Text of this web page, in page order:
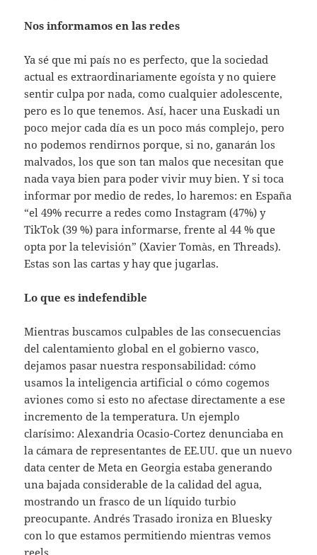
Nos informamos en las redes
Ya sé que mi país no es perfecto, que la sociedad
actual es extraordinariamente egoísta y no quiere
sentir culpa por nada, como cualquier adolescente,
pero es lo que tenemos. Así, hacer una Euskadi un
poco mejor cada día es un poco más complejo, pero
no podemos rendirnos porque, si no, ganarán los
malvados, los que son tan malos que necesitan que
nada vaya bien para poder vivir muy bien. Y si toca
informar por medio de redes, lo haremos: en España
“el 49% recurre a redes como Instagram (47%) y
TikTok (39 %) para informarse, frente al 44 % que
opta por la televisión” (Xavier Tomàs, en Threads).
Estas son las cartas y hay que jugarlas.
Lo que es indefendible
Mientras buscamos culpables de las consecuencias
del calentamiento global en el gobierno vasco,
dejamos pasar nuestra responsabilidad: cómo
usamos la inteligencia artificial o cómo cogemos
aviones como si esto no afectase directamente a ese
incremento de la temperatura. Un ejemplo
clarísimo: Alexandria Ocasio-Cortez denunciaba en
la cámara de representantes de EE.UU. que un nuevo
data center de Meta en Georgia estaba generando
una bajada considerable de la calidad del agua,
mostrando un frasco de un líquido turbio
preocupante. Andrés Trasado ironiza en Bluesky
con lo que estamos permitiendo mientras vemos